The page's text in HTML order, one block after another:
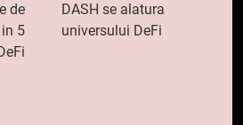
de
5
DASH se alatura
universului DeFi